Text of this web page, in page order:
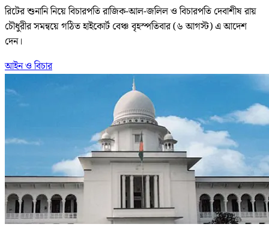
রিটের শুনানি নিয়ে বিচারপতি রাজিক-আল-জলিল ও বিচারপতি দেবাশীষ রায়
চৌধুরীর সমন্বয়ে গঠিত হাইকোর্ট বেঞ্চ বৃহস্পতিবার (৬ আগস্ট) এ আদেশ
দেন।
আইন ও বিচার